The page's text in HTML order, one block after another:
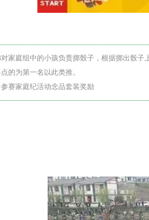
对家庭组中的小孩负责掷骰子，根据掷出骰
的为第一名以此类推。
赛家庭纪活动念品套装奖励